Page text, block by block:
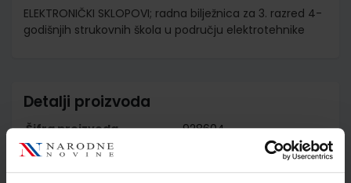
ELEKTRONIČKI SKLOPOVI; radna bilježnica za 3. razred 4-
godišnjih strukovnih škola u području elektrotehnike
Detalji proizvoda
Šifra proizvoda
928604
Jedinična mjera
Nakladnik
ELEMENT d.o.o.